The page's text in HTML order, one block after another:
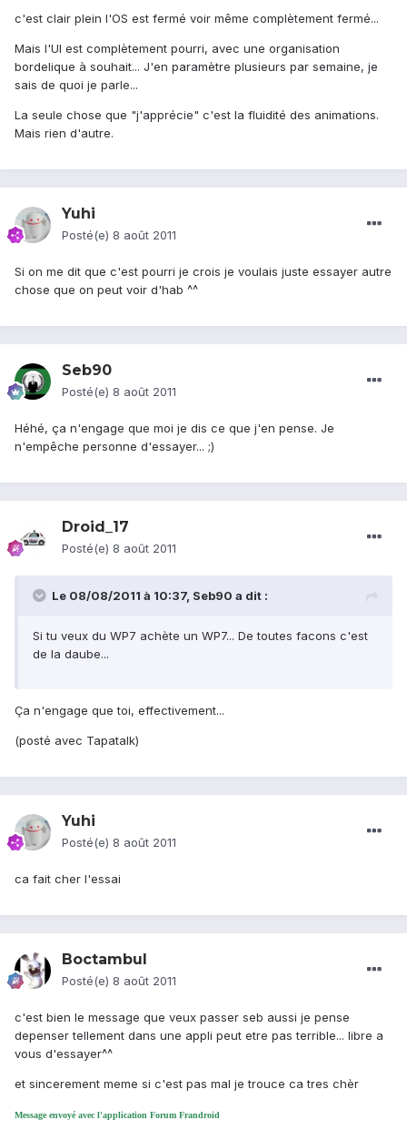
c'est clair plein l'OS est fermé voir même complètement fermé...
Mais l'UI est complètement pourri, avec une organisation
bordelique à souhait... J'en paramètre plusieurs par semaine, je
sais de quoi je parle...
La seule chose que "j'apprécie" c'est la fluidité des animations.
Mais rien d'autre.
Yuhi
Posté(e) 8 août 2011
Si on me dit que c'est pourri je crois je voulais juste essayer autre
chose que on peut voir d'hab ^^
Seb90
Posté(e) 8 août 2011
Héhé, ça n'engage que moi je dis ce que j'en pense. Je
n'empêche personne d'essayer... ;)
Droid_17
Posté(e) 8 août 2011
Le 08/08/2011 à 10:37, Seb90 a dit :
Si tu veux du WP7 achète un WP7... De toutes facons c'est
de la daube...
Ça n'engage que toi, effectivement...
(posté avec Tapatalk)
Yuhi
Posté(e) 8 août 2011
ca fait cher l'essai
Boctambul
Posté(e) 8 août 2011
c'est bien le message que veux passer seb aussi je pense
depenser tellement dans une appli peut etre pas terrible... libre a
vous d'essayer^^
et sincerement meme si c'est pas mal je trouce ca tres chèr
Message envoyé avec l'application Forum Frandroid